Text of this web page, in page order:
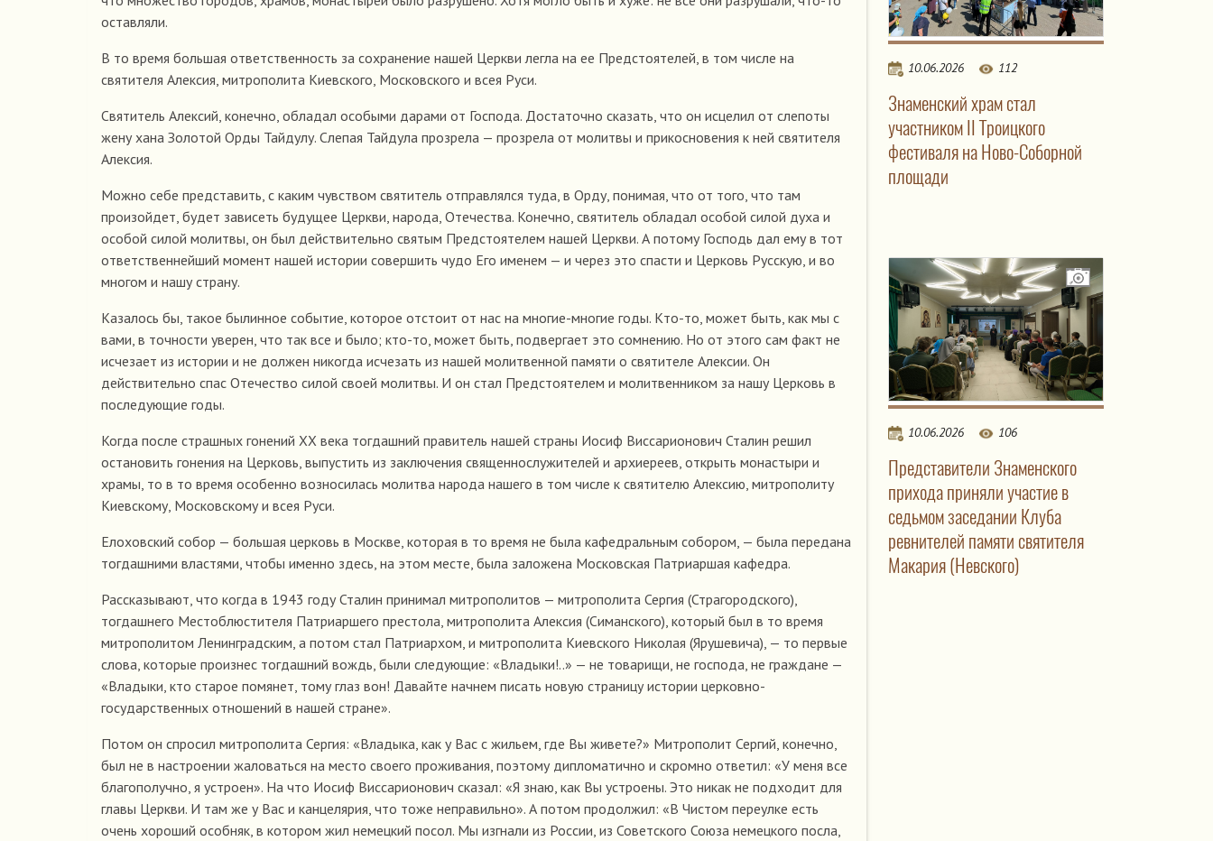
оставляли.
В то время большая ответственность за сохранение нашей Церкви легла на ее Предстоятелей, в том числе на
святителя Алексия, митрополита Киевского, Московского и всея Руси.
Святитель Алексий, конечно, обладал особыми дарами от Господа. Достаточно сказать, что он исцелил от слепоты
жену хана Золотой Орды Тайдулу. Слепая Тайдула прозрела — прозрела от молитвы и прикосновения к ней святителя
Алексия.
Можно себе представить, с каким чувством святитель отправлялся туда, в Орду, понимая, что от того, что там
произойдет, будет зависеть будущее Церкви, народа, Отечества. Конечно, святитель обладал особой силой духа и
особой силой молитвы, он был действительно святым Предстоятелем нашей Церкви. А потому Господь дал ему в тот
ответственнейший момент нашей истории совершить чудо Его именем — и через это спасти и Церковь Русскую, и во
многом и нашу страну.
Казалось бы, такое былинное событие, которое отстоит от нас на многие-многие годы. Кто-то, может быть, как мы с
вами, в точности уверен, что так все и было; кто-то, может быть, подвергает это сомнению. Но от этого сам факт не
исчезает из истории и не должен никогда исчезать из нашей молитвенной памяти о святителе Алексии. Он
действительно спас Отечество силой своей молитвы. И он стал Предстоятелем и молитвенником за нашу Церковь в
последующие годы.
Когда после страшных гонений XX века тогдашний правитель нашей страны Иосиф Виссарионович Сталин решил
остановить гонения на Церковь, выпустить из заключения священнослужителей и архиереев, открыть монастыри и
храмы, то в то время особенно возносилась молитва народа нашего в том числе к святителю Алексию, митрополиту
Киевскому, Московскому и всея Руси.
Елоховский собор — большая церковь в Москве, которая в то время не была кафедральным собором, — была передана
тогдашними властями, чтобы именно здесь, на этом месте, была заложена Московская Патриаршая кафедра.
Рассказывают, что когда в 1943 году Сталин принимал митрополитов — митрополита Сергия (Страгородского),
тогдашнего Местоблюстителя Патриаршего престола, митрополита Алексия (Симанского), который был в то время
митрополитом Ленинградским, а потом стал Патриархом, и митрополита Киевского Николая (Ярушевича), — то первые
слова, которые произнес тогдашний вождь, были следующие: «Владыки!..» — не товарищи, не господа, не граждане —
«Владыки, кто старое помянет, тому глаз вон! Давайте начнем писать новую страницу истории церковно-
государственных отношений в нашей стране».
Потом он спросил митрополита Сергия: «Владыка, как у Вас с жильем, где Вы живете?» Митрополит Сергий, конечно,
был не в настроении жаловаться на место своего проживания, поэтому дипломатично и скромно ответил: «У меня все
благополучно, я устроен». На что Иосиф Виссарионович сказал: «Я знаю, как Вы устроены. Это никак не подходит для
главы Церкви. И там же у Вас и канцелярия, что тоже неправильно». А потом продолжил: «В Чистом переулке есть
очень хороший особняк, в котором жил немецкий посол. Мы изгнали из России, из Советского Союза немецкого посла,
10.06.2026 112
Знаменский храм стал
участником II Троицкого
фестиваля на Ново-Соборной
площади
10.06.2026 106
Представители Знаменского
прихода приняли участие в
седьмом заседании Клуба
ревнителей памяти святителя
Макария (Невского)